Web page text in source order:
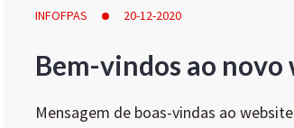
INFOFPAS 20-12-2020
Bem-vindos ao novo
Mensagem de boas-vindas ao website